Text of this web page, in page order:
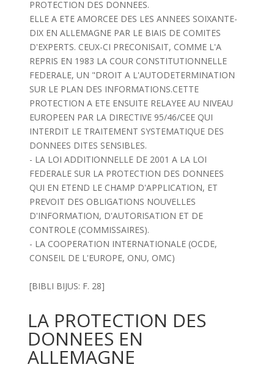
PROTECTION DES DONNEES.
ELLE A ETE AMORCEE DES LES ANNEES SOIXANTE-
DIX EN ALLEMAGNE PAR LE BIAIS DE COMITES
D'EXPERTS. CEUX-CI PRECONISAIT, COMME L'A
REPRIS EN 1983 LA COUR CONSTITUTIONNELLE
FEDERALE, UN "DROIT A L'AUTODETERMINATION
SUR LE PLAN DES INFORMATIONS.CETTE
PROTECTION A ETE ENSUITE RELAYEE AU NIVEAU
EUROPEEN PAR LA DIRECTIVE 95/46/CEE QUI
INTERDIT LE TRAITEMENT SYSTEMATIQUE DES
DONNEES DITES SENSIBLES.
- LA LOI ADDITIONNELLE DE 2001 A LA LOI
FEDERALE SUR LA PROTECTION DES DONNEES
QUI EN ETEND LE CHAMP D'APPLICATION, ET
PREVOIT DES OBLIGATIONS NOUVELLES
D'INFORMATION, D'AUTORISATION ET DE
CONTROLE (COMMISSAIRES).
- LA COOPERATION INTERNATIONALE (OCDE,
CONSEIL DE L'EUROPE, ONU, OMC)
[BIBLI BIJUS: F. 28]
LA PROTECTION DES
DONNEES EN
ALLEMAGNE